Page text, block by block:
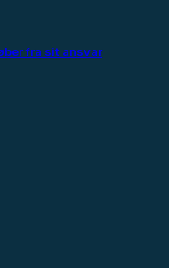
fra sit ansvar